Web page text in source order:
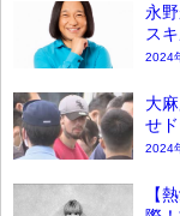
永
ス
2024
大
せ
2024
【